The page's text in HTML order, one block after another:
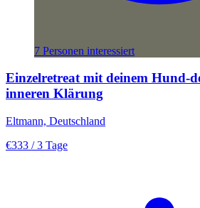
7 Personen interessiert
Einzelretreat mit deinem Hund-
inneren Klärung
Eltmann, Deutschland
€333 / 3 Tage